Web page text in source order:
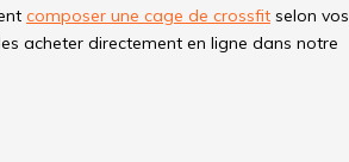
composer une cage de crossfit selon vos
acheter directement en ligne dans notre